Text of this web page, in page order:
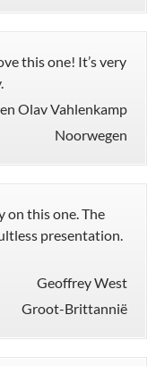
this one! It’s very
Olav Vahlenkamp
Noorwegen
on this one. The
presentation.
Geoffrey West
Groot-Brittannië